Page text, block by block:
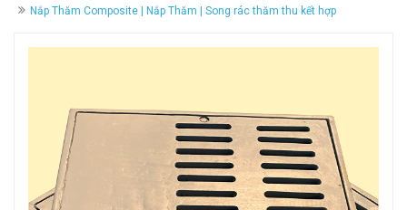
Nắp Thăm Composite | Nắp Thăm | Song rác thăm thu kết hợp